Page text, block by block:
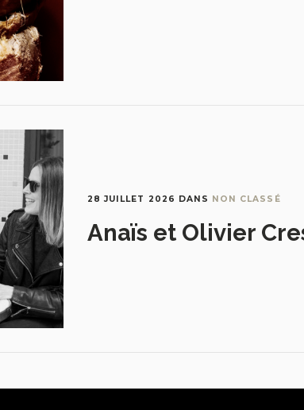
28 JUILLET 2026 DANS NON CLASSÉ
Anaïs et Olivier